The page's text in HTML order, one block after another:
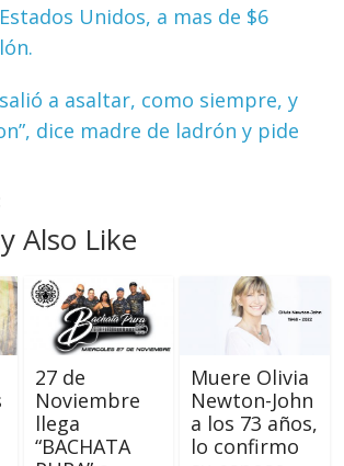
Unidos, a mas de $6
a asaltar, como siempre, y
dice madre de ladrón y pide
Also Like
27 de
Noviembre
llega
“BACHATA
Muere Olivia
Newton-John
a los 73 años,
lo confirmo